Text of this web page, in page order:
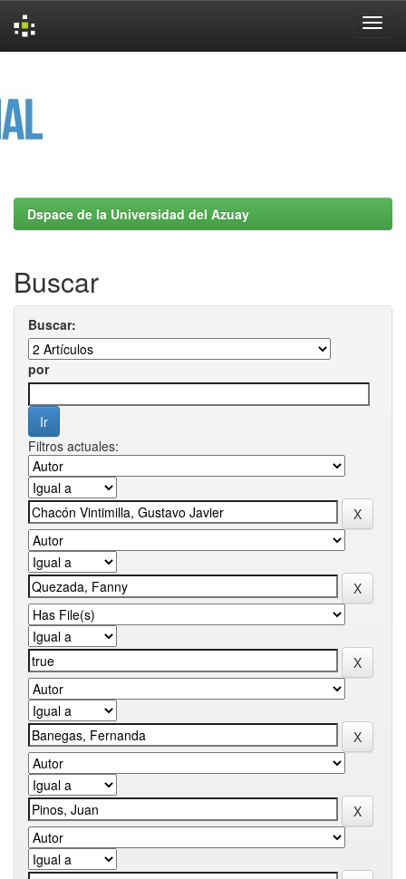
Dspace de la Universidad del Azuay
Buscar
Buscar:
por
Filtros actuales: